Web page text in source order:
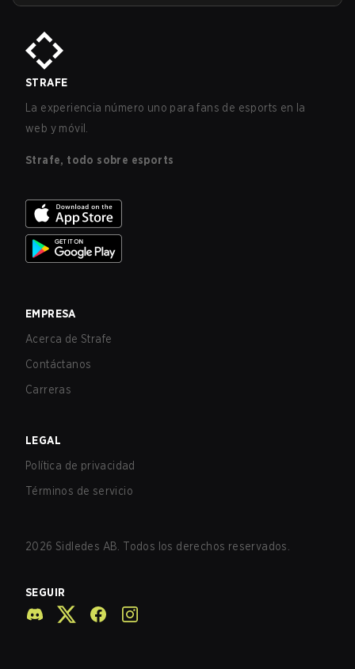
STRAFE
La experiencia número uno para fans de esports en la
web y móvil.
Strafe, todo sobre esports
EMPRESA
Acerca de Strafe
Contáctanos
Carreras
LEGAL
Política de privacidad
Términos de servicio
2026 Sidledes AB. Todos los derechos reservados.
SEGUIR